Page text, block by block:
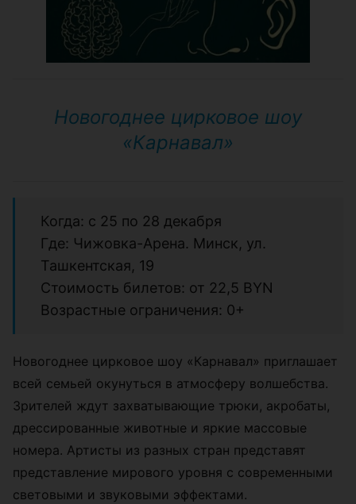
Новогоднее цирковое шоу
«Карнавал»
Когда: с 25 по 28 декабря
Где: Чижовка-Арена. Минск, ул.
Ташкентская, 19
Стоимость билетов: от 22,5 BYN
Возрастные ограничения: 0+
Новогоднее цирковое шоу «Карнавал» приглашает
всей семьей окунуться в атмосферу волшебства.
Зрителей ждут захватывающие трюки, акробаты,
дрессированные животные и яркие массовые
номера. Артисты из разных стран представят
представление мирового уровня с современными
световыми и звуковыми эффектами.